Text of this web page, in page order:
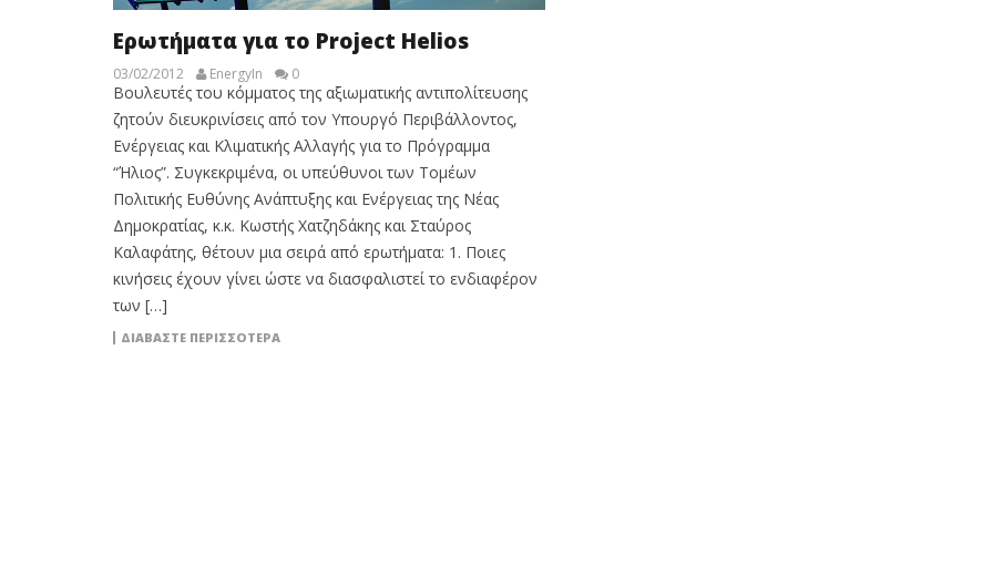
Ερωτήματα για το Project Helios
03/02/2012 EnergyIn 0
Βουλευτές του κόμματος της αξιωματικής αντιπολίτευσης
ζητούν διευκρινίσεις από τον Υπουργό Περιβάλλοντος,
Ενέργειας και Κλιματικής Αλλαγής για το Πρόγραμμα
“Ήλιος”. Συγκεκριμένα, οι υπεύθυνοι των Τομέων
Πολιτικής Ευθύνης Ανάπτυξης και Ενέργειας της Νέας
Δημοκρατίας, κ.κ. Κωστής Χατζηδάκης και Σταύρος
Καλαφάτης, θέτουν μια σειρά από ερωτήματα: 1. Ποιες
κινήσεις έχουν γίνει ώστε να διασφαλιστεί το ενδιαφέρον
των […]
ΔΙΑΒΆΣΤΕ ΠΕΡΙΣΣΌΤΕΡΑ